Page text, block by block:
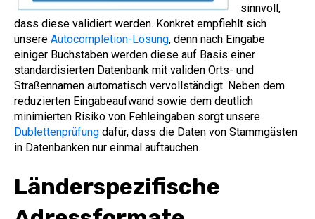
sinnvoll,
dass diese validiert werden. Konkret empfiehlt sich
unsere Autocompletion-Lösung, denn nach Eingabe
einiger Buchstaben werden diese auf Basis einer
standardisierten Datenbank mit validen Orts- und
Straßennamen automatisch vervollständigt. Neben dem
reduzierten Eingabeaufwand sowie dem deutlich
minimierten Risiko von Fehleingaben sorgt unsere
Dublettenprüfung dafür, dass die Daten von Stammgästen
in Datenbanken nur einmal auftauchen.
Länderspezifische